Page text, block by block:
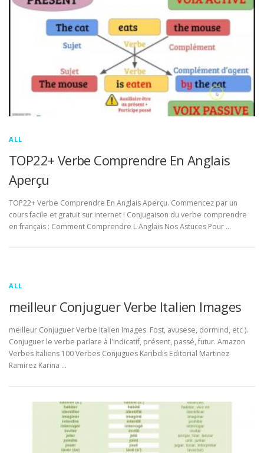
ALL
TOP22+ Verbe Comprendre En Anglais
Aperçu
TOP22+ Verbe Comprendre En Anglais Aperçu. Commencez par un
cours facile et gratuit sur internet ! Conjugaison du verbe comprendre
en français : Comment Comprendre L Anglais Nos Astuces Pour …
ALL
meilleur Conjuguer Verbe Italien Images
meilleur Conjuguer Verbe Italien Images. Fost, avusese, dormind, etc ).
Conjuguer le verbe parlare à l'indicatif, présent, passé, futur. Amazon
Verbes Italiens 100 Verbes Conjugues Karibdis Editorial Martinez
Ramirez Karina …